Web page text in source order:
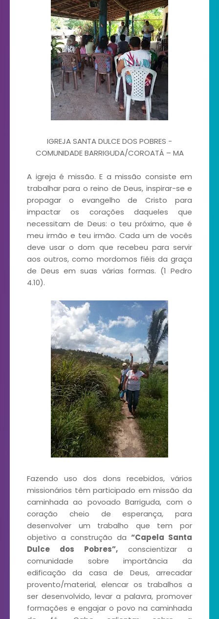
IGREJA SANTA DULCE DOS POBRES -
COMUNIDADE BARRIGUDA/COROATÁ – MA
A igreja é missão. E a missão consiste em
trabalhar para o reino de Deus, inspirar-se e
propagar o evangelho de Cristo para
impactar os corações daqueles que
necessitam de Deus: o teu próximo, que é
meu irmão e teu irmão. Cada um de vocês
deve usar o dom que recebeu para servir
aos outros, como mordomos fiéis da graça
de Deus em suas várias formas. (1 Pedro
4.10).
Fazendo uso dos dons recebidos, vários
missionários têm participado em missão da
caminhada ao povoado Barriguda, com o
coração cheio de esperança, para
desenvolver um trabalho que tem por
objetivo a construção da “Capela Santa
Dulce dos Pobres”, conscientizar a
comunidade sobre importância da
edificação da casa de Deus, arrecadar
provento/material, elencar os trabalhos a
ser desenvolvido, levar a palavra, promover
formações e engajar o povo na caminhada